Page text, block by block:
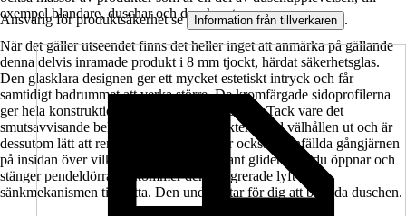
exempel blandare, duschar och duschsystem.
När det gäller utseendet finns det heller inget att anmärka på gällande
denna delvis inramade produkt i 8 mm tjockt, härdat säkerhetsglas.
Den glasklara designen ger ett mycket estetiskt intryck och får
samtidigt badrummet att verka större. De kromfärgade sidoprofilerna
ger hela konstruktionen karaktär och stabilitet. Tack vare det
smutsavvisande beläggningen ser produkten alltid välhållen ut och är
dessutom lätt att rengöra. Till detta bidrar också de infällda gångjärnen
på insidan över vilka duschskrapan elegant glider. När du öppnar och
stänger pendeldörrarna kommer den integrerade lyft- och
sänkmekanismen till nytta. Den underlättar för dig att beträda duschen.
Ansvarig för produktsäkerhet se Information från tillverkaren .